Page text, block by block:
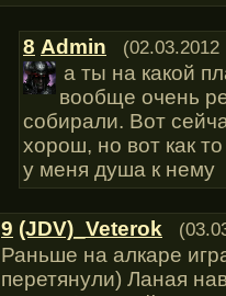
8 Admin (02.03.2012
а ты на какой
вообще очень
собирали. Вот
хорош, но вот как
у меня душа к нему
9 (JDV)_Veterok
Раньше на алкаре
перетянули) Ланая